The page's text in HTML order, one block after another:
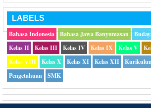
LABELS
Bahasa Indonesia
Bahasa Jawa Banyumasan
Kelas II
Kelas III Kelas IV Kelas IX Kelas V
Kelas VIII
Kelas X Kelas XI Kelas XII
Pengetahuan
SMK